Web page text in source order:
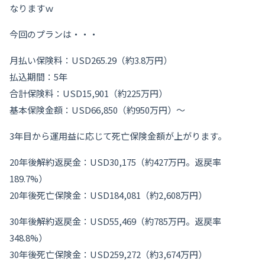
なりますｗ
今回のプランは・・・
月払い保険料：USD265.29（約3.8万円）
払込期間：5年
合計保険料：USD15,901（約225万円）
基本保険金額：USD66,850（約950万円）〜
3年目から運用益に応じて死亡保険金額が上がります。
20年後解約返戻金：USD30,175（約427万円。返戻率
189.7%）
20年後死亡保険金：USD184,081（約2,608万円）
30年後解約返戻金：USD55,469（約785万円。返戻率
348.8%）
30年後死亡保険金：USD259,272（約3,674万円）